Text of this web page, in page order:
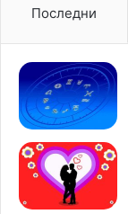
Последни